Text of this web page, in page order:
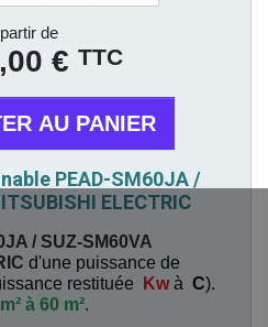
de
€ TTC
AU PANIER
PEAD-SM60JA /
ELECTRIC
/ SUZ-SM60VA
d'une puissance de
restituée Kwà C).
à 60 m².